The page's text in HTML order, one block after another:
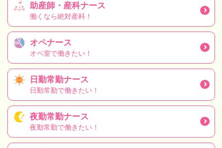
助産師・産科ナース
働くなら絶対産科！
オペナース
オペ室で働きたい！
日勤常勤ナース
日勤常勤で働きたい！
夜勤常勤ナース
夜勤常勤で働きたい！